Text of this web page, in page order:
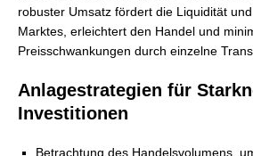
robuster Umsatz fördert die Liquidität
Marktes, erleichtert den Handel und
Preisschwankungen durch einzelne
Anlagestrategien für
Investitionen
Betrachtung des Handelsvolumens,